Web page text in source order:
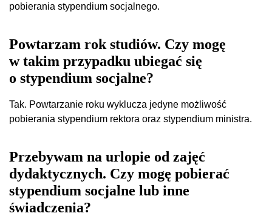
pobierania stypendium socjalnego.
Powtarzam rok studiów. Czy mogę
w takim przypadku ubiegać się
o stypendium socjalne?
Tak. Powtarzanie roku wyklucza jedyne możliwość
pobierania stypendium rektora oraz stypendium ministra.
Przebywam na urlopie od zajęć
dydaktycznych. Czy mogę pobierać
stypendium socjalne lub inne
świadczenia?